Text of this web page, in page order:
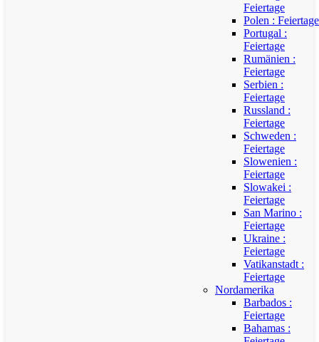
Feiertage
Polen : Feiertage
Portugal :
Feiertage
Rumänien :
Feiertage
Serbien :
Feiertage
Russland :
Feiertage
Schweden :
Feiertage
Slowenien :
Feiertage
Slowakei :
Feiertage
San Marino :
Feiertage
Ukraine :
Feiertage
Vatikanstadt :
Feiertage
Nordamerika
Barbados :
Feiertage
Bahamas :